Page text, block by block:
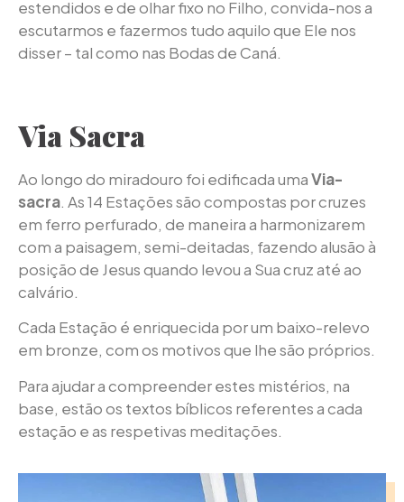
estendidos e de olhar fixo no Filho, convida-nos a
escutarmos e fazermos tudo aquilo que Ele nos
disser – tal como nas Bodas de Caná.
Via Sacra
Ao longo do miradouro foi edificada umaVia-
sacra. As 14 Estações são compostas por cruzes
em ferro perfurado, de maneira a harmonizarem
com a paisagem, semi-deitadas, fazendo alusão à
posição de Jesus quando levou a Sua cruz até ao
calvário.
Cada Estação é enriquecida por um baixo-relevo
em bronze, com os motivos que lhe são próprios.
Para ajudar a compreender estes mistérios, na
base, estão os textos bíblicos referentes a cada
estação e as respetivas meditações.